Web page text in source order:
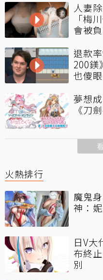
人妻
「梅
會被
退款
200鎂
也傻眼
夢想
《刀
火熱排行
魔鬼
神：
日V大
布終
別